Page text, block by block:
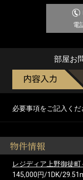
電
部屋お
必要事項をご記入くだ
物件情報
レジディア上野御徒
145,000円/1DK/